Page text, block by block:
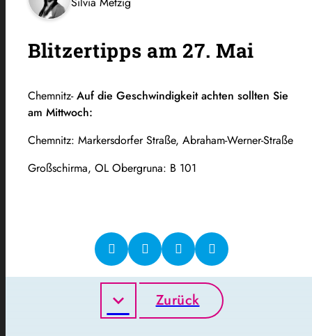
Blitzertipps am 27. Mai
Chemnitz-Auf die Geschwindigkeit achten sollten Sie
am Mittwoch:
Chemnitz: Markersdorfer Straße, Abraham-Werner-Straße
Großschirma, OL Obergruna: B 101
Zurück